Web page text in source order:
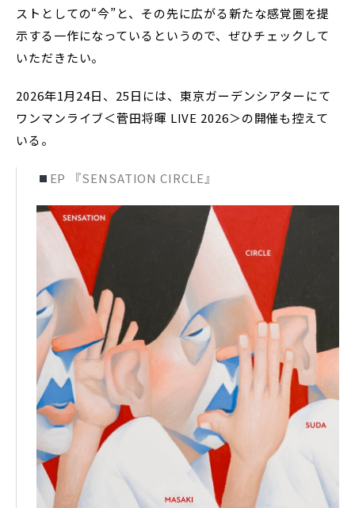
ストとしての“今”と、その先に広がる新たな感覚圏を提
示する一作になっているというので、ぜひチェックして
いただきたい。
2026年1月24日、25日には、東京ガーデンシアターにて
ワンマンライブ＜菅田将暉 LIVE 2026＞の開催も控えて
いる。
EP 『SENSATION CIRCLE』